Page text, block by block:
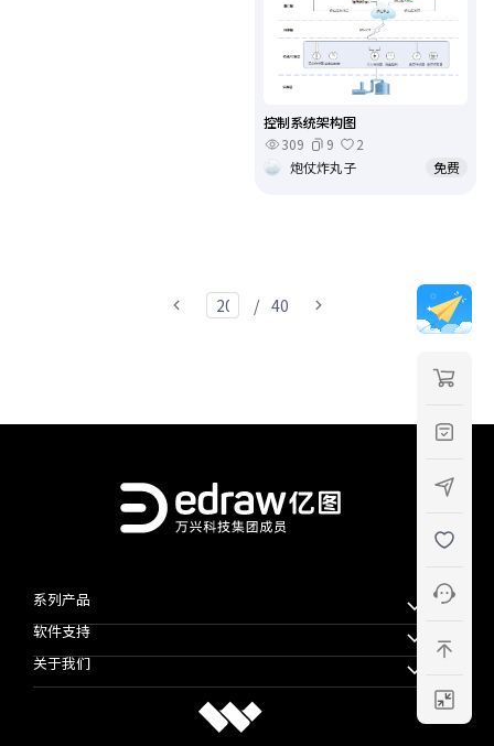
控制系统架构图
309
9
2
炮仗炸丸子
免费
/ 40
系列产品
万兴脑图MindMaster
万兴图示
软件支持
下载中心
关于我们